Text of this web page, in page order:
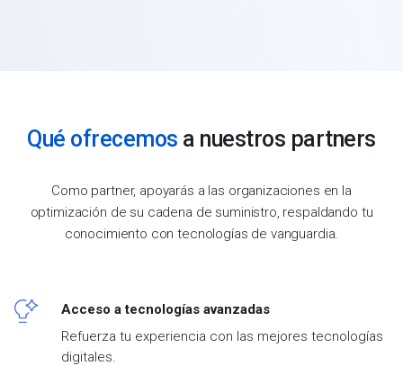
Qué ofrecemos a nuestros partners
Como partner, apoyarás a las organizaciones en la
optimización de su cadena de suministro, respaldando tu
conocimiento con tecnologías de vanguardia.
Acceso a tecnologías avanzadas
Refuerza tu experiencia con las mejores tecnologías
digitales.